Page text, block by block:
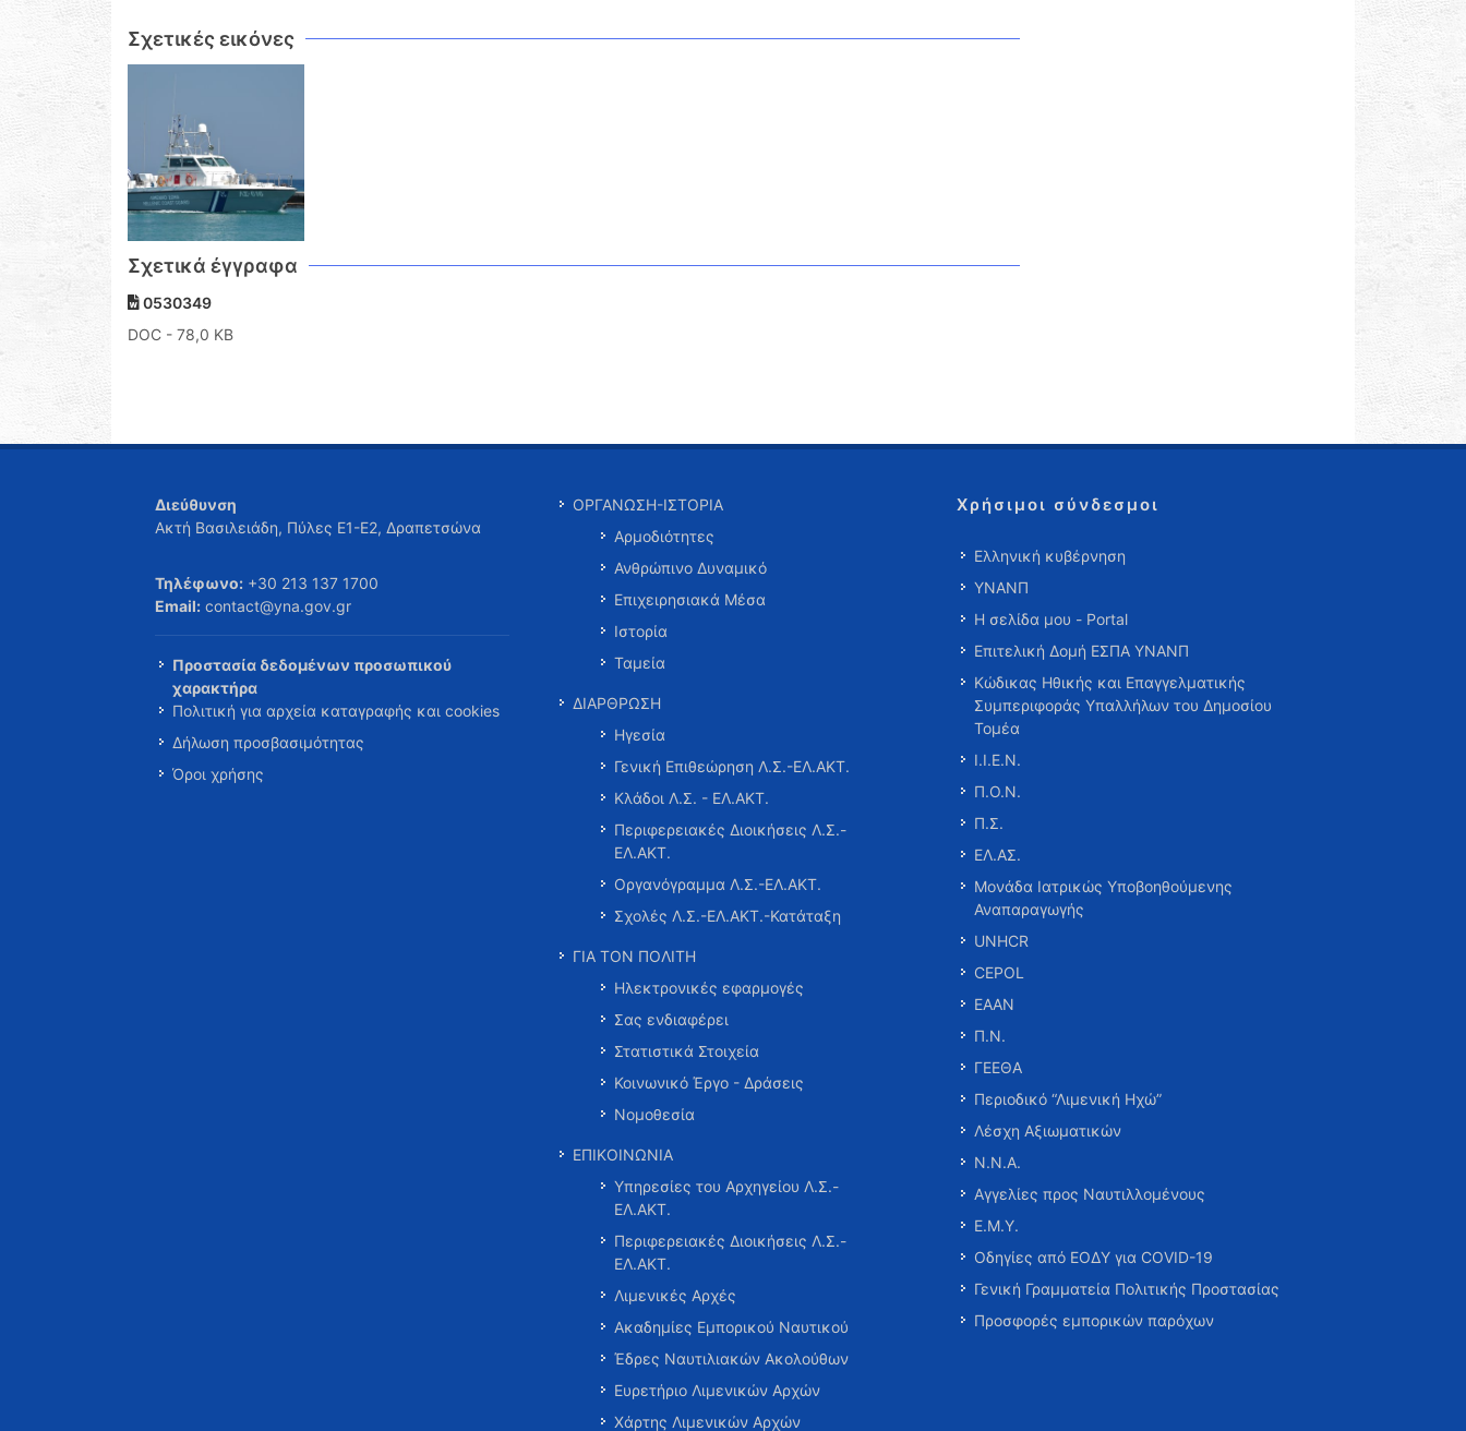
Σχετικές εικόνες
Σχετικά έγγραφα
0530349
DOC - 78,0 KB
Διεύθυνση
Ακτή Βασιλειάδη, Πύλες Ε1-Ε2, Δραπετσώνα
Τηλέφωνο: +30 213 137 1700
Email: contact@yna.gov.gr
Προστασία δεδομένων προσωπικού
χαρακτήρα
Πολιτική για αρχεία καταγραφής και cookies
Δήλωση προσβασιμότητας
Όροι χρήσης
ΟΡΓΑΝΩΣΗ-ΙΣΤΟΡΙΑ
Αρμοδιότητες
Ανθρώπινο Δυναμικό
Επιχειρησιακά Μέσα
Ιστορία
Ταμεία
ΔΙΑΡΘΡΩΣΗ
Ηγεσία
Γενική Επιθεώρηση Λ.Σ.-ΕΛ.ΑΚΤ.
Κλάδοι Λ.Σ. - ΕΛ.ΑΚΤ.
Περιφερειακές Διοικήσεις Λ.Σ.-
ΕΛ.ΑΚΤ.
Οργανόγραμμα Λ.Σ.-ΕΛ.ΑΚΤ.
Σχολές Λ.Σ.-ΕΛ.ΑΚΤ.-Κατάταξη
ΓΙΑ ΤΟΝ ΠΟΛΙΤΗ
Ηλεκτρονικές εφαρμογές
Σας ενδιαφέρει
Στατιστικά Στοιχεία
Κοινωνικό Έργο - Δράσεις
Νομοθεσία
ΕΠΙΚΟΙΝΩΝΙΑ
Υπηρεσίες του Αρχηγείου Λ.Σ.-
ΕΛ.ΑΚΤ.
Περιφερειακές Διοικήσεις Λ.Σ.-
ΕΛ.ΑΚΤ.
Λιμενικές Αρχές
Ακαδημίες Εμπορικού Ναυτικού
Έδρες Ναυτιλιακών Ακολούθων
Ευρετήριο Λιμενικών Αρχών
Χάρτης Λιμενικών Αρχών
Χρήσιμοι σύνδεσμοι
Ελληνική κυβέρνηση
ΥΝΑΝΠ
Η σελίδα μου - Portal
Επιτελική Δομή ΕΣΠΑ ΥΝΑΝΠ
Κώδικας Ηθικής και Επαγγελματικής
Συμπεριφοράς Υπαλλήλων του Δημοσίου
Τομέα
Ι.Ι.Ε.Ν.
Π.Ο.Ν.
Π.Σ.
ΕΛ.ΑΣ.
Μονάδα Ιατρικώς Υποβοηθούμενης
Αναπαραγωγής
UNHCR
CEPOL
ΕΑΑΝ
Π.Ν.
ΓΕΕΘΑ
Περιοδικό “Λιμενική Ηχώ”
Λέσχη Αξιωματικών
Ν.Ν.Α.
Αγγελίες προς Ναυτιλλομένους
Ε.Μ.Υ.
Οδηγίες από ΕΟΔΥ για COVID-19
Γενική Γραμματεία Πολιτικής Προστασίας
Προσφορές εμπορικών παρόχων